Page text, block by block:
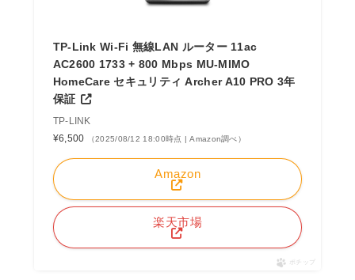
TP-Link Wi-Fi 無線LAN ルーター 11ac
AC2600 1733 + 800 Mbps MU-MIMO
HomeCare セキュリティ Archer A10 PRO 3年
保証
TP-LINK
¥6,500
（2025/08/12 18:00時点 | Amazon調べ）
Amazon
楽天市場
ポチップ